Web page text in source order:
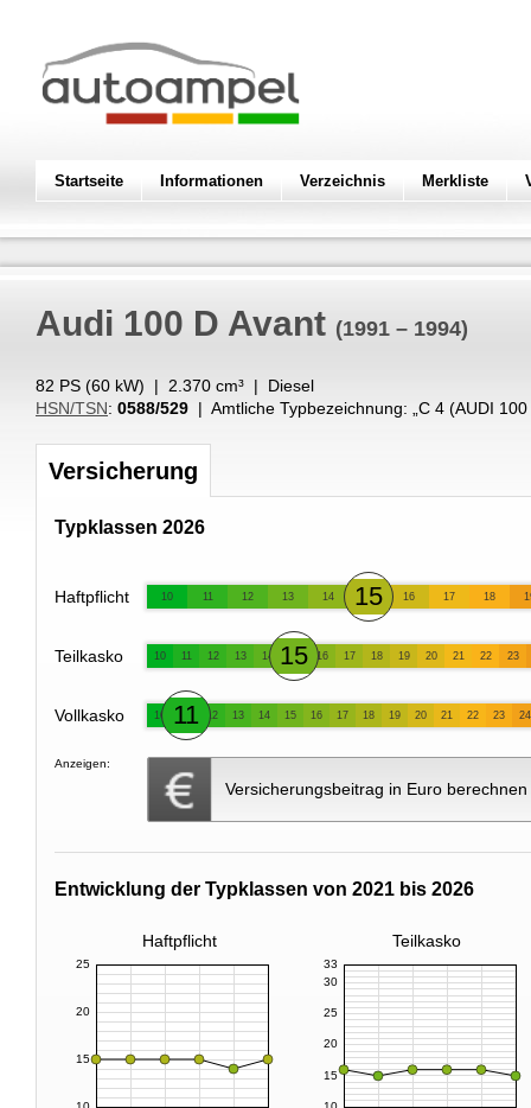
Startseite Informationen Verzeichnis Merkliste
Audi 100 D Avant (1991 – 1994)
82 PS (60 kW) | 2.370 cm³ | Diesel
HSN/TSN: 0588/529 | Amtliche Typbezeichnung: „ C 4 (AUDI 100
Versicherung
Typklassen 2026
Haftpflicht 10 11 12 13 14 15 16 17 18
Teilkasko 10 11 12 13 14 15 16 17 18 19 20 21 22 23
Vollkasko 10 11 12 13 14 15 16 17 18 19 20 21 22 23 24
Anzeigen:
Versicherungsbeitrag in Euro berechnen
Entwicklung der Typklassen von 2021 bis 2026
Haftpflicht Teilkasko
15
20
25
15
20
25
30
33